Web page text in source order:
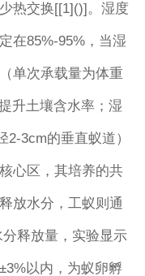
热交换[[1]()]。湿度
在85%-95%，当湿
单次承载量为体重
升土壤含水率；湿
2-3cm的垂直蚁道）
心区，其培养的共
放水分，工蚁则通
释放量，实验显示
以内，为蚁卵孵